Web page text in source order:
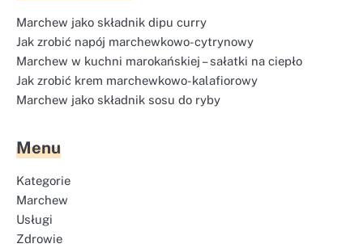
Marchew jako składnik dipu curry
Jak zrobić napój marchewkowo-cytrynowy
Marchew w kuchni marokańskiej – sałatki na ciepło
Jak zrobić krem marchewkowo-kalafiorowy
Marchew jako składnik sosu do ryby
Menu
Kategorie
Marchew
Usługi
Zdrowie